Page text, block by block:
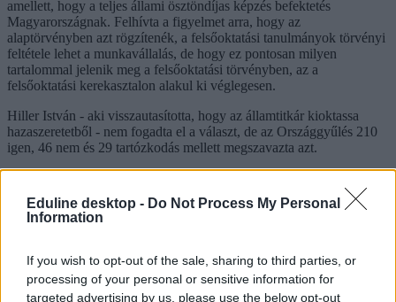
Eduline desktop - Do Not Process My Personal
Information
If you wish to opt-out of the sale, sharing to third parties, or
processing of your personal or sensitive information for
targeted advertising by us, please use the below opt-out
amellett, hogy a teljes állami ösztöndíjas képzés befektetés
Magyarországnak. Felhívta a figyelmet arra, hogy az
alaptörvényben azt rögzítenék, a felsőoktatási tanulmányok törvényi
feltétele lehet a munkavállalás, de hogy ez pontosan milyen
tartalommal jelenik meg a felsőoktatási törvényben, az a
felsőoktatási kerekasztalon alakul ki véglegesen.
Hiller István - aki visszautasította, hogy az államtitkár kioktassa
hazaszeretetből - nem fogadta el a választ, de az Országgyűlés 210
igen, 46 nem és 29 tartózkodás mellett megszavazta azt.
Halász János
hallgatói szerződés
Hozzászólások